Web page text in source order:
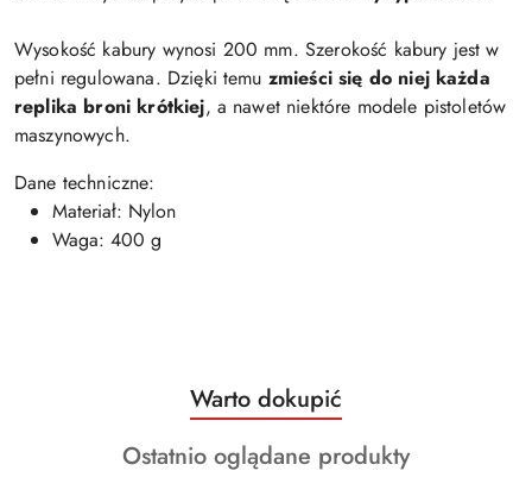
Wysokość kabury wynosi 200 mm. Szerokość kabury jest w
pełni regulowana. Dzięki temu zmieści się do niej każda
replika broni krótkiej, a nawet niektóre modele pistoletów
maszynowych.
Dane techniczne:
Materiał: Nylon
Waga: 400 g
Pomiń karuzelę produktów
Produkty
o
statusie:
Warto dokupić
Produkty
Ostatnio oglądane produkty